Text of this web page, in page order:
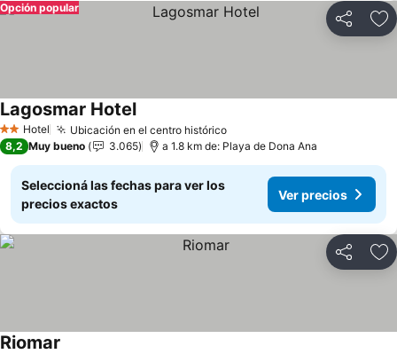
Compartir
Opción popular
2 Estrellas
Hotel Ubicación en el centro histórico
Lagosmar Hotel
8,2 Muy bueno 3.065 a 1.8 km de: Playa de Dona Ana
Seleccioná las fechas para ver los
precios exactos
Ver precios
Compartir
Riomar